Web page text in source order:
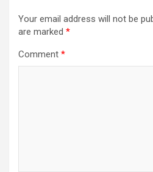
Your email address will not be
are marked *
Comment *